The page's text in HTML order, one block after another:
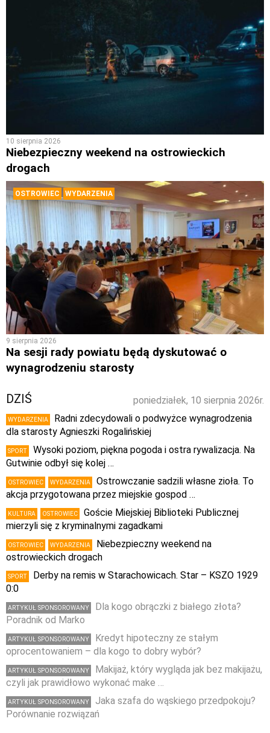
10 sierpnia 2026
Niebezpieczny weekend na ostrowieckich
drogach
OSTROWIEC WYDARZENIA
9 sierpnia 2026
Na sesji rady powiatu będą dyskutować o
wynagrodzeniu starosty
poniedziałek, 10 sierpnia 2026r.
DZIŚ
WYDARZENIA
Radni zdecydowali o podwyżce wynagrodzenia
dla starosty Agnieszki Rogalińskiej
SPORT
Wysoki poziom, piękna pogoda i ostra rywalizacja. Na
Gutwinie odbył się kolej …
OSTROWIEC WYDARZENIA
Ostrowczanie sadzili własne zioła. To
akcja przygotowana przez miejskie gospod …
KULTURA OSTROWIEC
Goście Miejskiej Biblioteki Publicznej
mierzyli się z kryminalnymi zagadkami
OSTROWIEC WYDARZENIA
Niebezpieczny weekend na
ostrowieckich drogach
SPORT
Derby na remis w Starachowicach. Star – KSZO 1929
0:0
ARTYKUŁ SPONSOROWANY
Dla kogo obrączki z białego złota?
Poradnik od Marko
ARTYKUŁ SPONSOROWANY
Kredyt hipoteczny ze stałym
oprocentowaniem – dla kogo to dobry wybór?
ARTYKUŁ SPONSOROWANY
Makijaż, który wygląda jak bez makijażu,
czyli jak prawidłowo wykonać make …
ARTYKUŁ SPONSOROWANY
Jaka szafa do wąskiego przedpokoju?
Porównanie rozwiązań